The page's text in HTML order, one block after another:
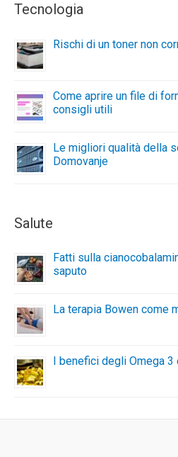
Tecnologia
Rischi di un toner non
Come aprire un file di
consigli utili
Le migliori qualità della
Domovanje
Salute
Fatti sulla
saputo
La terapia Bowen come
I benefici degli Omega